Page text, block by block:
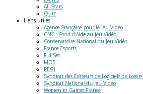
All-Stars
Quiz
Liens utiles
Agence Française pour le Jeu Vidéo
CNC : Fond d'Aide au Jeu Vidéo
Conservatoire National du Jeu Vidéo
France Esports
FullSet
MO5
PEGI
Syndicat des Editeurs de Logiciels de Loisirs
Syndicat National du Jeu Vidéo
Women in Games France